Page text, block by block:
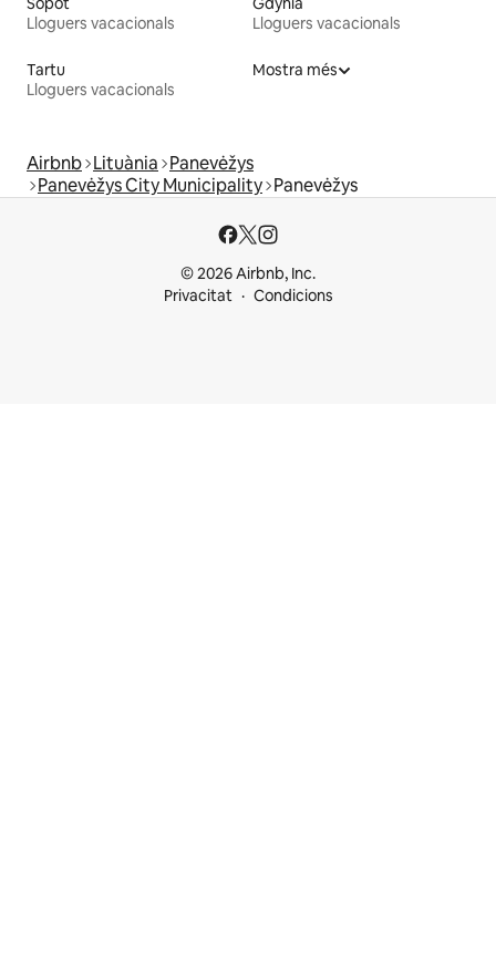
Lloguers vacacionals
Lloguers vacacionals
Tartu
Lloguers vacacionals
Mostra més
Airbnb Lituània Panevėžys
Panevėžys City Municipality Panevėžys
© 2026 Airbnb, Inc.
Privacitat
Condicions